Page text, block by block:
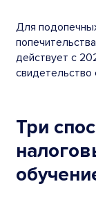
Для
действует с
свидетельство
Три